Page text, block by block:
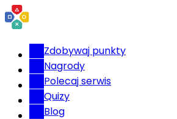
Zdobywaj punkty
Nagrody
Polecaj serwis
Quizy
Blog